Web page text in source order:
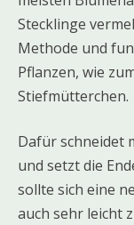
Stecklinge
Methode und
Pflanzen, wie
Stiefmütterchen.
Dafür schneidet
und setzt die
sollte sich eine
auch sehr leicht